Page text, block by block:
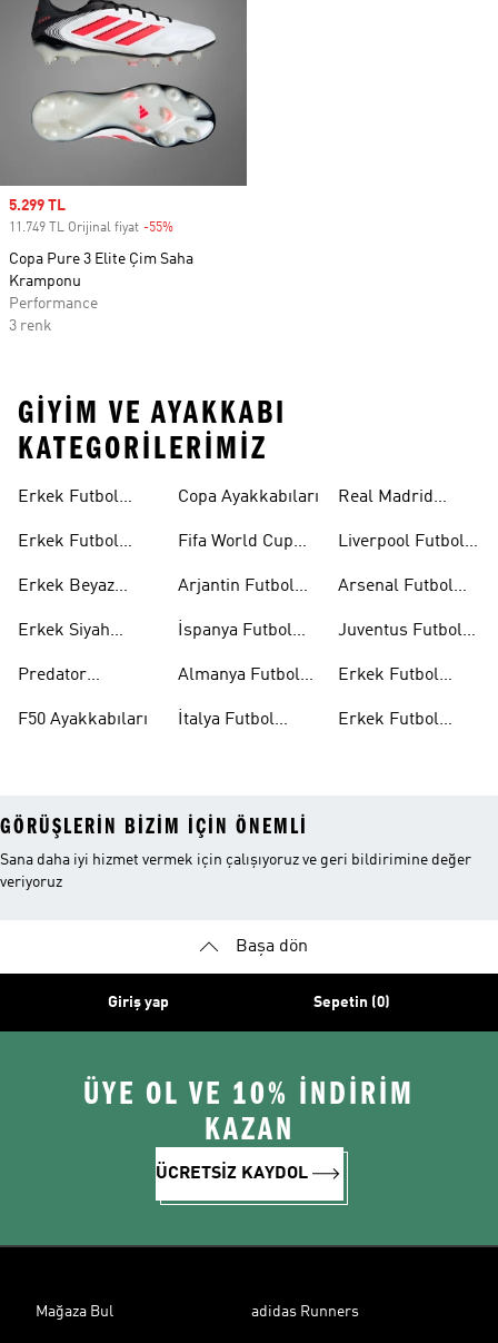
Sale price
5.299 TL
11.749 TL Orijinal fiyat -55%
Copa Pure 3 Elite Çim Saha
Kramponu
Performance
3 renk
GIYIM VE AYAKKABI
KATEGORILERIMIZ
Erkek Futbol
Erkek Futbol
Erkek Beyaz
Ayakkabıları
Erkek Siyah
Ayakkabıları
Predator
F50 Ayakkabıları
Copa Ayakkabıları
Fifa World Cup
Arjantin Futbol
İspanya Futbol
Almanya Futbol
İtalya Futbol
Real Madrid
Liverpool Futbol
Arsenal Futbol
Juventus Futbol
Erkek Futbol
Erkek Futbol
GÖRÜŞLERIN BIZIM IÇIN ÖNEMLI
Sana daha iyi hizmet vermek için çalışıyoruz ve geri bildirimine değer
veriyoruz
Başa dön
Giriş yap Sepetin (0)
ÜYE OL VE 10% İNDİRİM
KAZAN
ÜCRETSİZ KAYDOL
Mağaza Bul adidas Runners